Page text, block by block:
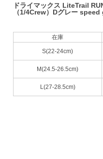
ドライマックス LiteTrail
（1/4Crew）Dグレー
在庫
S(22-24cm)
M(24.5-26.5cm)
L(27-28.5cm)